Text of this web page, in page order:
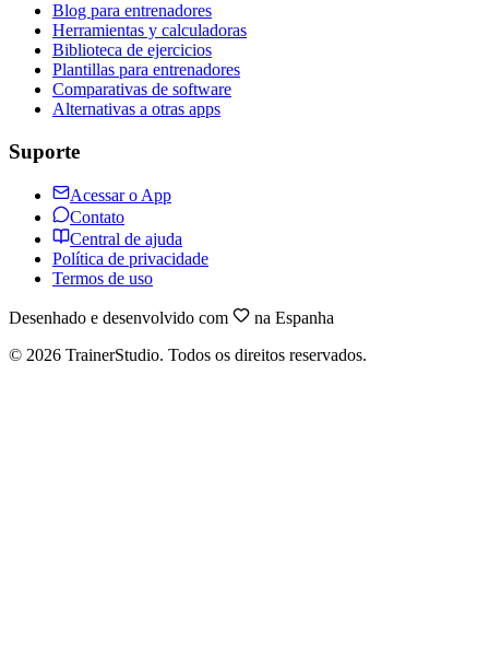
Blog para entrenadores
Herramientas y calculadoras
Biblioteca de ejercicios
Plantillas para entrenadores
Comparativas de software
Alternativas a otras apps
Suporte
Acessar o App
Contato
Central de ajuda
Política de privacidade
Termos de uso
Desenhado e desenvolvido com
na Espanha
© 2026 TrainerStudio. Todos os direitos reservados.